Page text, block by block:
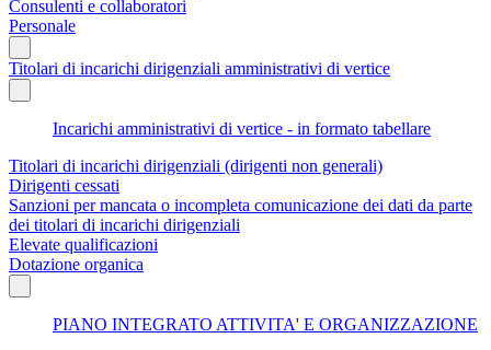
Consulenti e collaboratori
Personale
Titolari di incarichi dirigenziali amministrativi di vertice
Incarichi amministrativi di vertice - in formato tabellare
Titolari di incarichi dirigenziali (dirigenti non generali)
Dirigenti cessati
Sanzioni per mancata o incompleta comunicazione dei dati da parte
dei titolari di incarichi dirigenziali
Elevate qualificazioni
Dotazione organica
PIANO INTEGRATO ATTIVITA' E ORGANIZZAZIONE